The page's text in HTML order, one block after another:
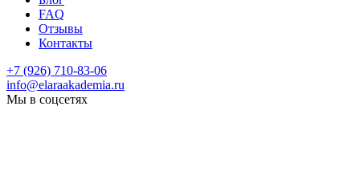
FAQ
Отзывы
Контакты
+7 (926) 710-83-06
info@elaraakademia.ru
Мы в соцсетях